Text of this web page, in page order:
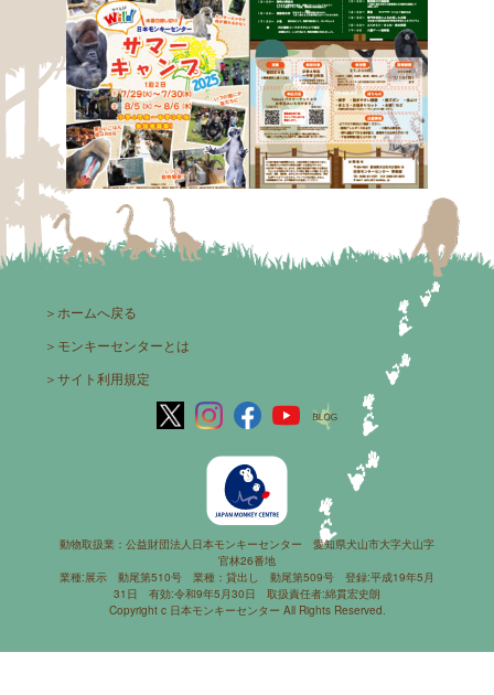
＞ ホームへ戻る
＞ モンキーセンターとは
＞サイト利用規定
動物取扱業：公益財団法人日本モンキーセンター 愛知県犬山市大字犬山字
官林26番地
業種:展示 動尾第510号 業種：貸出し 動尾第509号 登録:平成19年5月
31日 有効:令和9年5月30日 取扱責任者:綿貫宏史朗
Copyright c 日本モンキーセンター All Rights Reserved.